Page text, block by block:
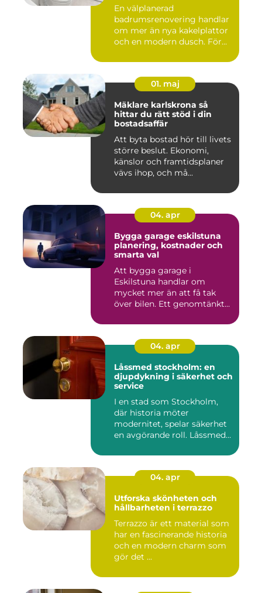
En välplanerad
badrumsrenovering handlar
om mer än nya kakelplattor
och en modern dusch. För
01. maj
Mäklare karlskrona så
hittar du rätt stöd i din
bostadsaffär
Att byta bostad hör till livets
större beslut. Ekonomi,
känslor och framtidsplaner
vävs ihop, och må...
04. apr
Bygga garage eskilstuna
planering, kostnader och
smarta val
Att bygga garage i
Eskilstuna handlar om
mycket mer än att få tak
över bilen. Ett genomtänkt
04. apr
Låssmed stockholm: en
djupdykning i säkerhet och
service
I en stad som Stockholm,
där historia möter
modernitet, spelar säkerhet
en avgörande roll. Låssmed
04. apr
Utforska skönheten och
hållbarheten i terrazzo
Terrazzo är ett material som
har en fascinerande historia
och en modern charm som
gör det ...